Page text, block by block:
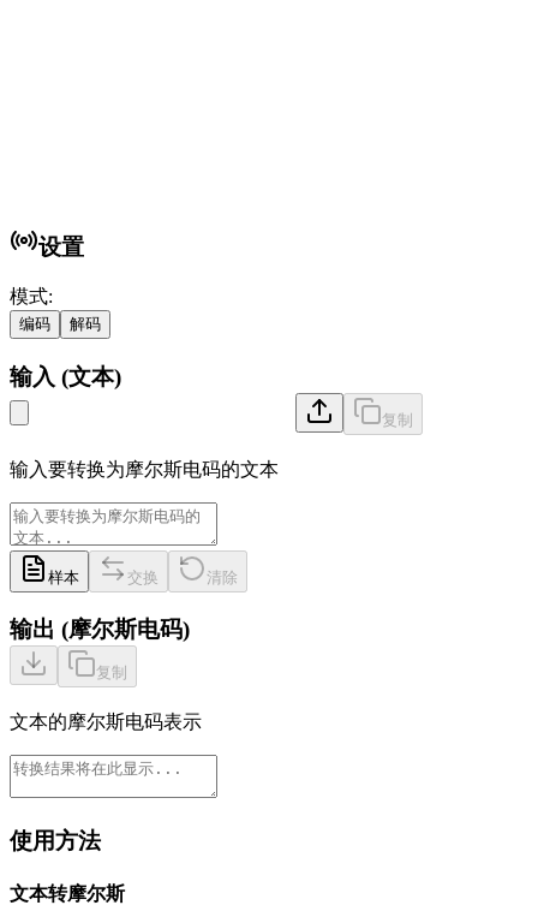
设置
模式:
编码 解码
输入 (文本)
复制
输入要转换为摩尔斯电码的文本
样本 交换 清除
输出 (摩尔斯电码)
复制
文本的摩尔斯电码表示
使用方法
文本转摩尔斯